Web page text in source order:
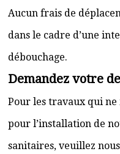
Aucun frais de
dans le cadre d’une
débouchage.
Demandez votre
Pour les travaux qui
pour l’installation de
sanitaires, veuillez